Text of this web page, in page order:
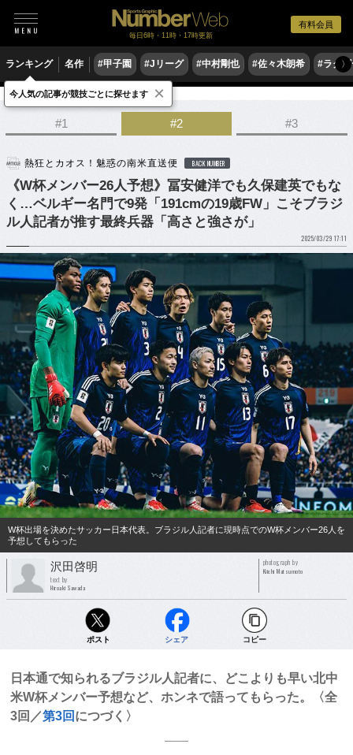
有料会員
毎日6時・11時・17時更新
ランキング 名作 #甲子園 #Jリーグ #中村剛也 #佐々木朗希 #ラグ〉
サッカー サッカー日本代表
#1 #2 #3
熱狂とカオス！魅惑の南米直送便 BACK NUMBER
《W杯メンバー26人予想》冨安健洋でも久保建英でもな
く…ベルギー名門で9発「191cmの19歳FW」こそブラジ
ル人記者が推す最終兵器「高さと強さが」
2025/03/29 17:11
W杯出場を決めたサッカー日本代表。ブラジル人記者に現時点でのW杯メンバー26人を
予想してもらった
沢田啓明
text by
Hiroaki Sawada
photograph by
Kiichi Matsumoto
ポスト シェア コピー
日本通で知られるブラジル人記者に、どこよりも早い北中
米W杯メンバー予想など、ホンネで語ってもらった。〈全
3回／第3回 につづく〉
今人気の記事が競技ごとに探せます ×